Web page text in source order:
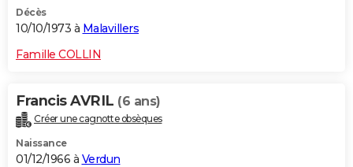
Décès
10/10/1973 à Malavillers
Famille COLLIN
Francis AVRIL (6 ans)
Créer une cagnotte obsèques
Naissance
01/12/1966 à Verdun